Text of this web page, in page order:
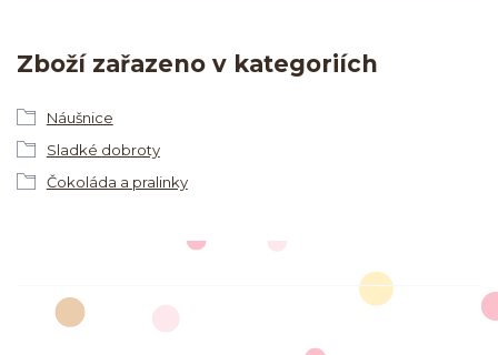
Zboží zařazeno v kategoriích
Náušnice
Sladké dobroty
Čokoláda a pralinky